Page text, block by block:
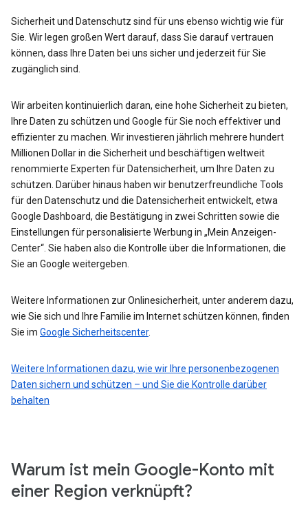
Sicherheit und Datenschutz sind für uns ebenso wichtig wie für
Sie. Wir legen großen Wert darauf, dass Sie darauf vertrauen
können, dass Ihre Daten bei uns sicher und jederzeit für Sie
zugänglich sind.
Wir arbeiten kontinuierlich daran, eine hohe Sicherheit zu bieten,
Ihre Daten zu schützen und Google für Sie noch effektiver und
effizienter zu machen. Wir investieren jährlich mehrere hundert
Millionen Dollar in die Sicherheit und beschäftigen weltweit
renommierte Experten für Datensicherheit, um Ihre Daten zu
schützen. Darüber hinaus haben wir benutzerfreundliche Tools
für den Datenschutz und die Datensicherheit entwickelt, etwa
Google Dashboard, die Bestätigung in zwei Schritten sowie die
Einstellungen für personalisierte Werbung in „Mein Anzeigen-
Center“. Sie haben also die Kontrolle über die Informationen, die
Sie an Google weitergeben.
Weitere Informationen zur Onlinesicherheit, unter anderem dazu,
wie Sie sich und Ihre Familie im Internet schützen können, finden
Sie im Google Sicherheitscenter.
Weitere Informationen dazu, wie wir Ihre personenbezogenen
Daten sichern und schützen – und Sie die Kontrolle darüber
behalten
Warum ist mein Google-Konto mit
einer Region verknüpft?